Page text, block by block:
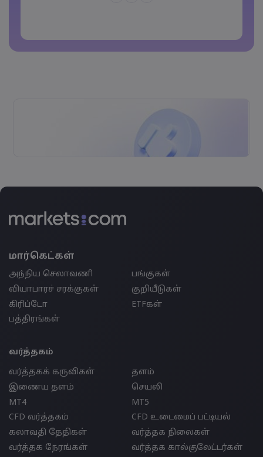
மார்கெட்கள்
அந்நிய செலாவணி
பங்குகள்
வியாபாரச் சரக்குகள்
குறியீடுகள்
கிரிப்டோ
ETFகள்
பத்திரங்கள்
வர்த்தகம்
வர்த்தகக் கருவிகள்
தளம்
இணைய தளம்
செயலி
MT4
MT5
CFD வர்த்தகம்
CFD உடைமைப் பட்டியல்
கலாவதி தேதிகள்
வர்த்தக நிலைகள்
வர்த்தக நேரங்கள்
வர்த்தக கால்குலேட்டர்கள்